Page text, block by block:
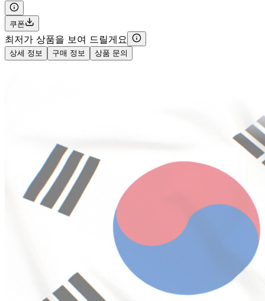
쿠폰
최저가 상품을 보여 드릴게요
상세 정보 구매 정보 상품 문의